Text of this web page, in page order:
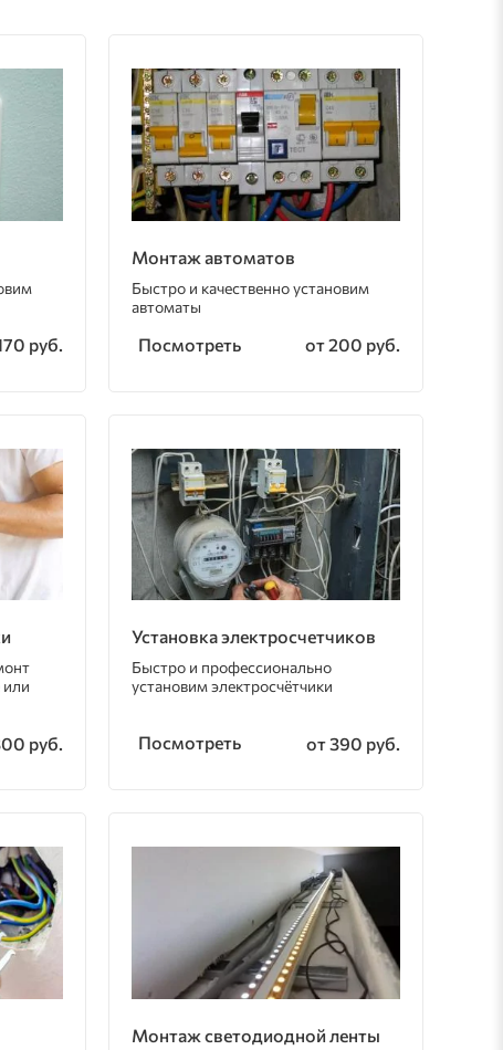
руб.
Монтаж автоматов
Быстро и качественно установим
автоматы
Посмотреть от 200 руб.
или
руб.
Установка электросчетчиков
Быстро и профессионально
установим электросчётчики
Посмотреть от 390 руб.
Монтаж светодиодной ленты